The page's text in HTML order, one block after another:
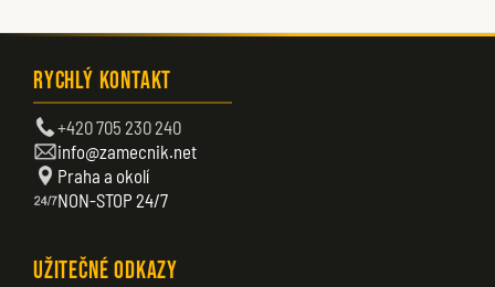
Rychlý kontakt
+420 705 230 240
info@zamecnik.net
Praha a okolí
NON-STOP 24/7
Užitečné odkazy